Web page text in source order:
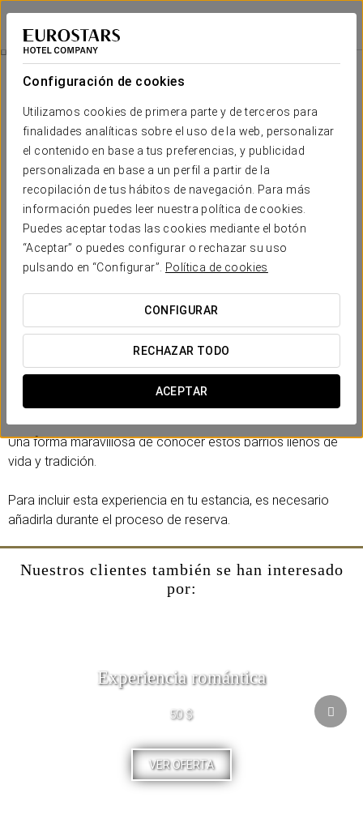
Configuración de cookies
Utilizamos cookies de primera parte y de terceros para
finalidades analíticas sobre el uso de la web, personalizar
el contenido en base a tus preferencias, y publicidad
personalizada en base a un perfil a partir de la
recopilación de tus hábitos de navegación. Para más
información puedes leer nuestra política de cookies.
Puedes aceptar todas las cookies mediante el botón
“Aceptar” o puedes configurar o rechazar su uso
pulsando en “Configurar”.
Política de cookies
CONFIGURAR
RECHAZAR TODO
ACEPTAR
Eurostars Zona Rosa Suites
CIUDAD DE MÉXICO, CDMX
Visita Xochimilco Y Coyoacan
90 $
Visita Xochimilco y Coyoacan
¡Descubra Xochimilco y Coyoacán!
Disfruta de un agradable paseo en una trajinera prehispánica
(barco tradicional) y visita los puntos más destacados de la
zona, como el Museo Frida Kahlo (entradas no incluidas) y el
Estadio Azteca.
Una forma maravillosa de conocer estos barrios llenos de
vida y tradición.
Para incluir esta experiencia en tu estancia, es necesario
añadirla durante el proceso de reserva.
Nuestros clientes también se han interesado
por:
Experiencia romántica
50 $
VER OFERTA